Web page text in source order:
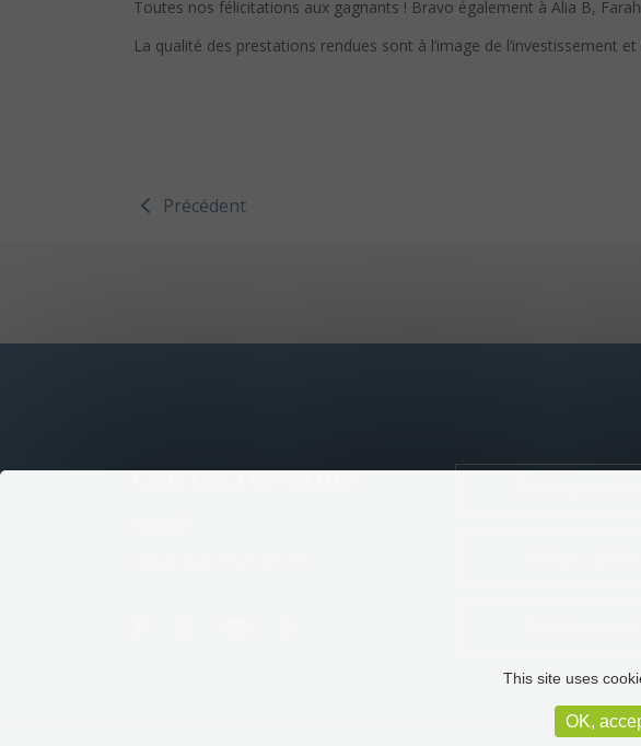
Toutes nos félicitations aux gagnants ! Bravo également à Alia B,
La qualité des prestations rendues sont à l’image de l’investissement
Précédent
CONTACTEZ-NOUS
This site uses
OK,